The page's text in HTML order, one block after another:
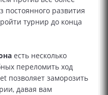
развития
турнир до конца
есть несколько
переломить ход
позволяет заморозить
давая вам